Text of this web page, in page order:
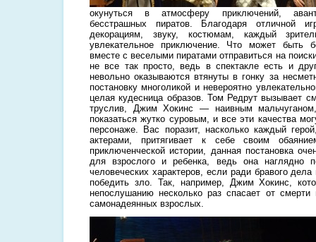
окунуться в атмосферу приключений,
бесстрашных пиратов. Благодаря отличной
декорациям, звуку, костюмам, каждый
увлекательное приключение. Что может быть
вместе с веселыми пиратами отправиться на
не все так просто, ведь в спектакле есть и
невольно оказываются втянуты в гонку за
постановку многоликой и невероятно
целая кудесница образов. Том Редрут вызывает
труслив, Джим Хокинс — наивным
показаться жутко суровым, и все эти качества
персонаже. Вас поразит, насколько каждый
актерами, притягивает к себе своим
приключенческой истории, данная постановка
для взрослого и ребенка, ведь она наглядно
человеческих характеров, если ради бравого
победить зло. Так, например, Джим Хокинс,
непослушанию несколько раз спасает от
самонадеянных взрослых.